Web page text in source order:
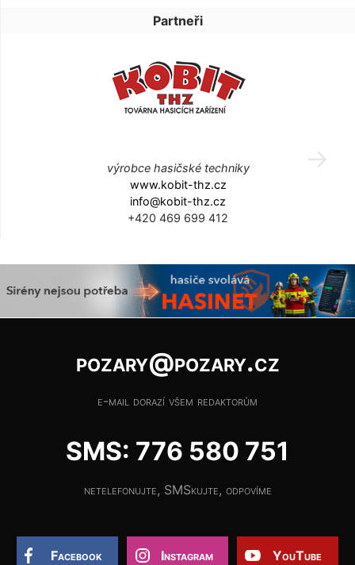
Partneři
výrobce hasičské techniky
www.kobit-thz.cz
info@kobit-thz.cz
+420 469 699 412
pozary@pozary.cz
e-mail dorazí všem redaktorům
SMS: 776 580 751
netelefonujte, SMSkujte, odpovíme
Facebook Instagram YouTube